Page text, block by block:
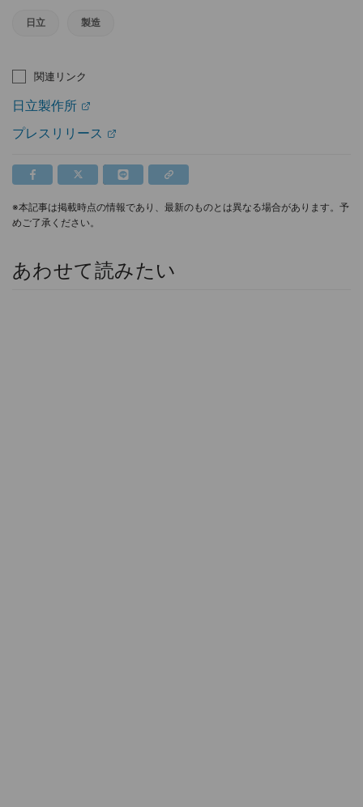
日立 製造
関連リンク
日立製作所
プレスリリース
※本記事は掲載時点の情報であり、最新のものとは異なる場合があります。予
めご了承ください。
あわせて読みたい